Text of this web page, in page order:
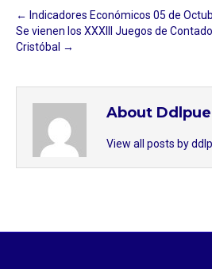
← Indicadores Económicos 05 de
Se vienen los XXXIII Juegos de
Cristóbal →
About
View all posts by